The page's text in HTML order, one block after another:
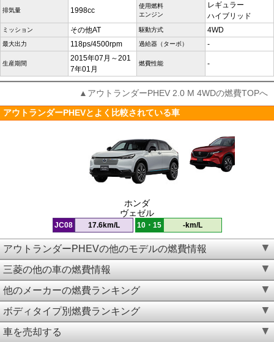
排気量 1998cc
使用燃料
エンジン
レギュラー
ハイブリッド
ミッション その他AT 駆動方式 4WD
最大出力 118ps/4500rpm 過給器（ターボ） -
生産期間
2015年07月～201
7年01月
燃費性能 -
▲アウトランダーPHEV 2.0 M 4WDの燃費TOPへ
アウトランダーPHEVとよく比較されている車
ホンダ
ヴェゼル
JC08 17.6km/L 10・15 -km/L
アウトランダーPHEVの他のモデルの燃費情報
三菱の他の車の燃費情報
他のメーカーの燃費ランキング
ボディタイプ別燃費ランキング
車を売却する